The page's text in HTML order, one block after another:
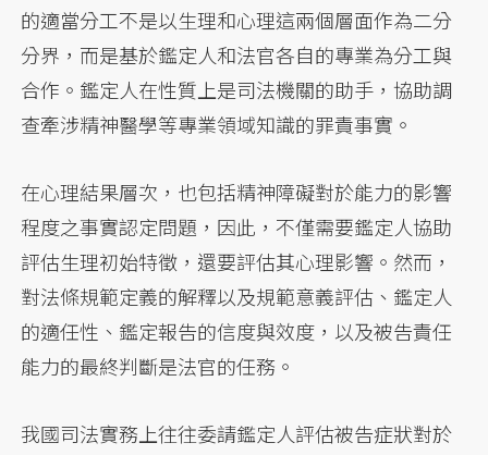
的適當分工不是以生理和心理這兩個層面作為二分
分界，而是基於鑑定人和法官各自的專業為分工與
合作。鑑定人在性質上是司法機關的助手，協助調
查牽涉精神醫學等專業領域知識的罪責事實。
在心理結果層次，也包括精神障礙對於能力的影響
程度之事實認定問題，因此，不僅需要鑑定人協助
評估生理初始特徵，還要評估其心理影響。然而，
對法條規範定義的解釋以及規範意義評估、鑑定人
的適任性、鑑定報告的信度與效度，以及被告責任
能力的最終判斷是法官的任務。
我國司法實務上往往委請鑑定人評估被告症狀對於